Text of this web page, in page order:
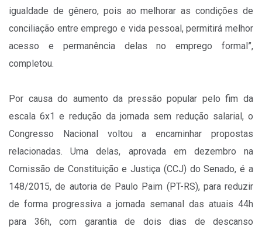
igualdade de gênero, pois ao melhorar as condições de
conciliação entre emprego e vida pessoal, permitirá melhor
acesso e permanência delas no emprego formal”,
completou.
Por causa do aumento da pressão popular pelo fim da
escala 6x1 e redução da jornada sem redução salarial, o
Congresso Nacional voltou a encaminhar propostas
relacionadas. Uma delas, aprovada em dezembro na
Comissão de Constituição e Justiça (CCJ) do Senado, é a
148/2015, de autoria de Paulo Paim (PT-RS), para reduzir
de forma progressiva a jornada semanal das atuais 44h
para 36h, com garantia de dois dias de descanso